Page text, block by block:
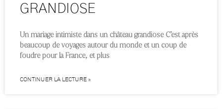
GRANDIOSE
Un mariage intimiste dans un château grandiose C’est après
beaucoup de voyages autour du monde et un coup de
foudre pour la France, et plus
CONTINUER LA LECTURE »